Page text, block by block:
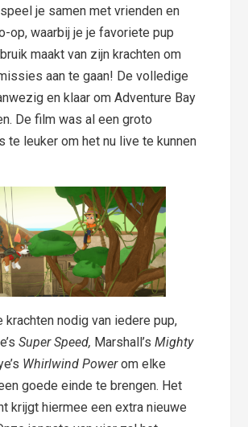
je samen met vrienden en
op, waarbij je je favoriete pup
maakt van zijn krachten om
aan te gaan! De volledige
en klaar om Adventure Bay
De film was al een groto
te leuker om het nu live te kunnen
krachten nodig van iedere pup,
Super Speed, Marshall’sMighty
Whirlwind Powerom elke
goede einde te brengen. Het
krijgt hiermee een extra nieuwe